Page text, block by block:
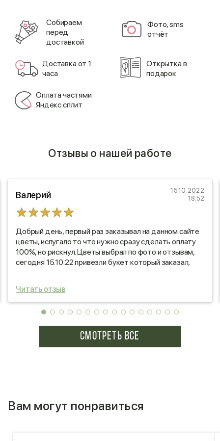
Cобираем
перед
доставкой
Фото, sms
отчёт
Доставка от 1
часа
Открытка в
подарок
Оплата частями
Яндекс сплит
Отзывы о нашей работе
Валерий
15.10.2022
18:52
Добрый день, первый раз заказывал на данном сайте
цветы, испугало то что нужно сразу сделать оплату
100%, но рискнул. Цветы выбрал по фото и отзывам,
сегодня 15.10.22 привезли букет который заказал,
на сайте. Цена приемлемая. Спасибо продавцу
Читать отзыв
СМОТРЕТЬ ВСЕ
Вам могут понравиться